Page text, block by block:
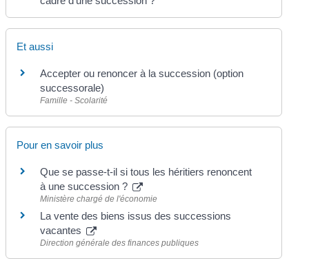
Et aussi
Accepter ou renoncer à la succession (option
successorale)
Famille - Scolarité
Pour en savoir plus
Que se passe-t-il si tous les héritiers renoncent
à une succession ?
Ministère chargé de l'économie
La vente des biens issus des successions
vacantes
Direction générale des finances publiques